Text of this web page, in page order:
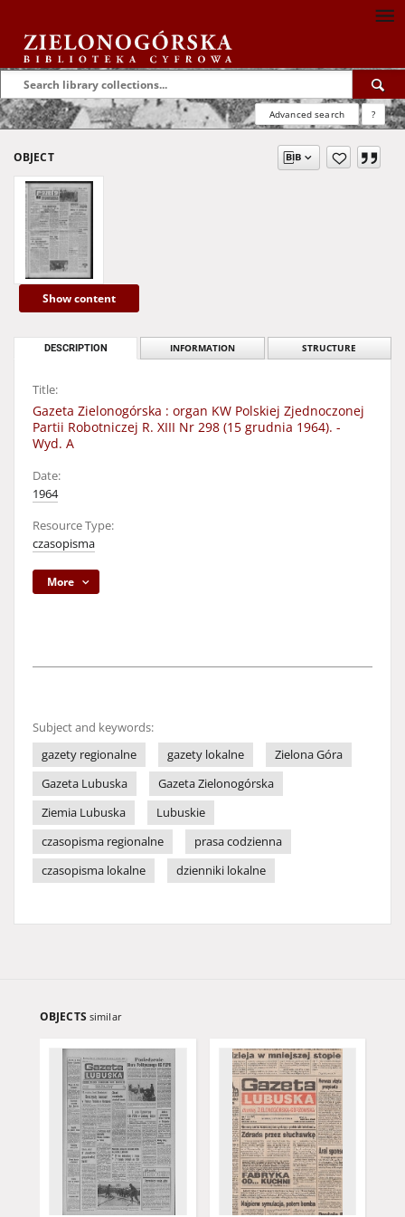
Advanced search ?
OBJECT
Show content
DESCRIPTION INFORMATION STRUCTURE
Title:
Gazeta Zielonogórska : organ KW Polskiej Zjednoczonej
Partii Robotniczej R. XIII Nr 298 (15 grudnia 1964). -
Wyd. A
Date:
1964
Resource Type:
czasopisma
More
Subject and keywords:
gazety regionalne
gazety lokalne
Zielona Góra
Gazeta Lubuska
Gazeta Zielonogórska
Ziemia Lubuska
Lubuskie
czasopisma regionalne
prasa codzienna
czasopisma lokalne
dzienniki lokalne
OBJECTS similar